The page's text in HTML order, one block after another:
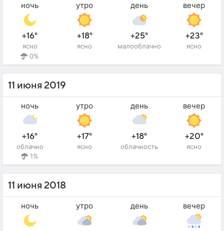
ночь
+16°
ясно
0%
утро
+18°
ясно
день
+25°
малооблачно
вечер
+23°
ясно
11 июня 2019
ночь
+16°
облачно
1%
утро
+17°
ясно
день
+18°
облачность
вечер
+20°
ясно
11 июня 2018
ночь утро день вечер